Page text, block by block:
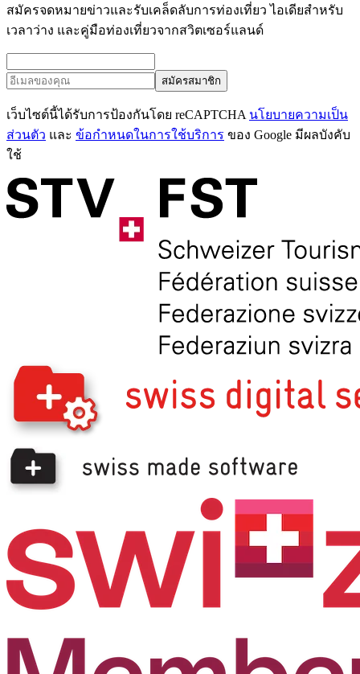
สมัครจดหมายข่าวและรับเคล็ดลับการท่องเที่ยว ไอเดียสำหรับ
เวลาว่าง และคู่มือท่องเที่ยวจากสวิตเซอร์แลนด์
สมัครสมาชิก
เว็บไซต์นี้ได้รับการป้องกันโดย reCAPTCHA นโยบายความเป็น
ส่วนตัว และ ข้อกำหนดในการใช้บริการ ของ Google มีผลบังคับ
ใช้